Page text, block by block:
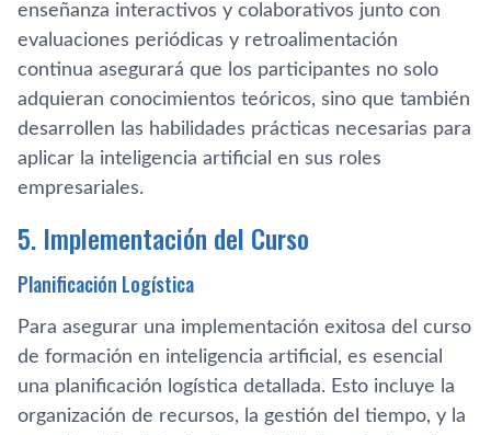
enseñanza interactivos y colaborativos junto con
evaluaciones periódicas y retroalimentación
continua asegurará que los participantes no solo
adquieran conocimientos teóricos, sino que también
desarrollen las habilidades prácticas necesarias para
aplicar la inteligencia artificial en sus roles
empresariales.
5. Implementación del Curso
Planificación Logística
Para asegurar una implementación exitosa del curso
de formación en inteligencia artificial, es esencial
una planificación logística detallada. Esto incluye la
organización de recursos, la gestión del tiempo, y la